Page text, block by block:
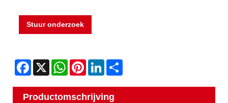
Stuur onderzoek
Facebook
X WhatsAppPinterestLinkedIn
Productomschrijving